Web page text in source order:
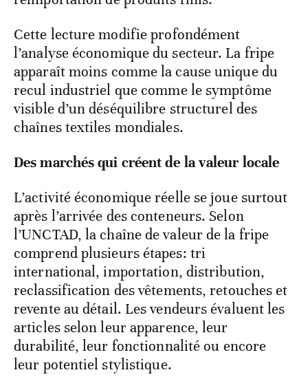
Cette lecture modifie profondément
l’analyse économique du secteur. La fripe
apparaît moins comme la cause unique du
recul industriel que comme le symptôme
visible d’un déséquilibre structurel des
chaînes textiles mondiales.
Des marchés qui créent de la valeur locale
L’activité économique réelle se joue surtout
après l’arrivée des conteneurs. Selon
l’UNCTAD, la chaîne de valeur de la fripe
comprend plusieurs étapes: tri
international, importation, distribution,
reclassification des vêtements, retouches et
revente au détail. Les vendeurs évaluent les
articles selon leur apparence, leur
durabilité, leur fonctionnalité ou encore
leur potentiel stylistique.